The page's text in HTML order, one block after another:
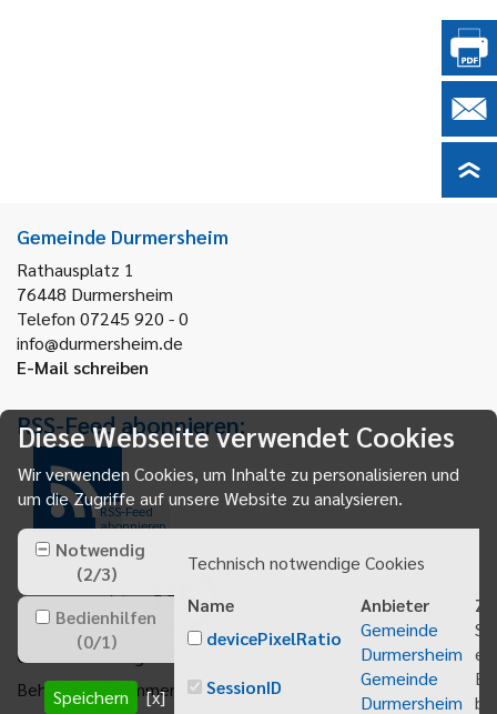
Gemeinde Durmersheim
Rathausplatz 1
76448 Durmersheim
Telefon 07245 920 - 0
info@durmersheim.de
E-Mail schreiben
RSS-Feed abonnieren:
RSS-Feed
abonnieren
Gemeindeanzeiger abonnieren
Behördenrufnummer 115
Diese Webseite verwendet Cookies
Wir verwenden Cookies, um Inhalte zu personalisieren und
um die Zugriffe auf unsere Website zu analysieren.
Notwendig
(2/3)
Bedienhilfen
(0/1)
Speichern [x]
Technisch notwendige Cookies
Name
Anbieter
devicePixelRatio
Gemeinde
Durmersheim
SessionID
Gemeinde
Durmersheim